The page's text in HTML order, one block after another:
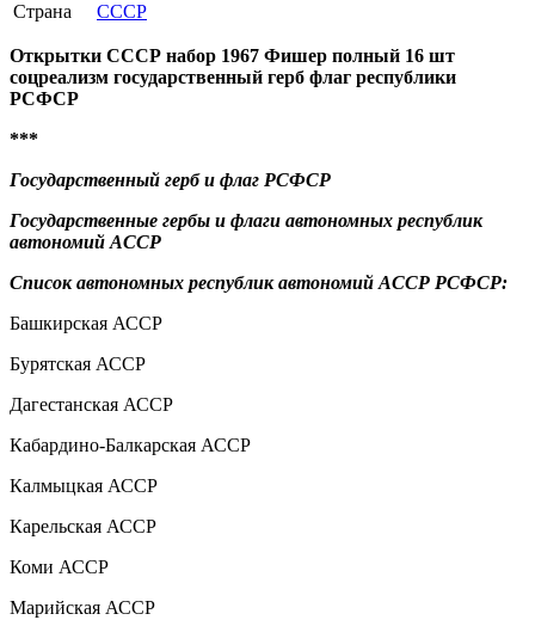
Страна
СССР
Открытки СССР набор 1967 Фишер полный 16 шт
соцреализм государственный герб флаг республики
РСФСР
***
Государственный герб и флаг РСФСР
Государственные гербы и флаги автономных республик
автономий АССР
Список автономных республик автономий АССР РСФСР:
Башкирская АССР
Бурятская АССР
Дагестанская АССР
Кабардино-Балкарская АССР
Калмыцкая АССР
Карельская АССР
Коми АССР
Марийская АССР